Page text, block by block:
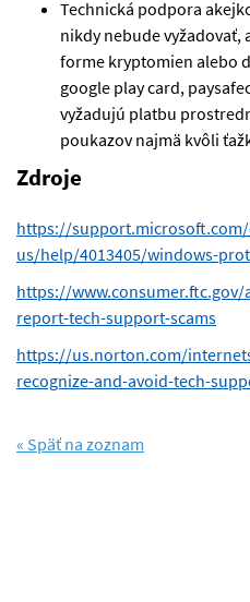
Technická podpora
nikdy nebude vyžadovať,
forme kryptomien alebo
google play card,
vyžadujú platbu
poukazov najmä kvôli
Zdroje
https://
us/help/4013405/windows-
https://
report-tech-support-scams
https://us.norton.com/
recognize-and-avoid-tech-
« Späť na zoznam